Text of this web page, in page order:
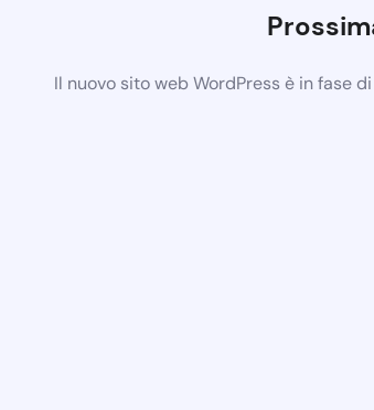
Il nuovo sito web WordPress è in fase